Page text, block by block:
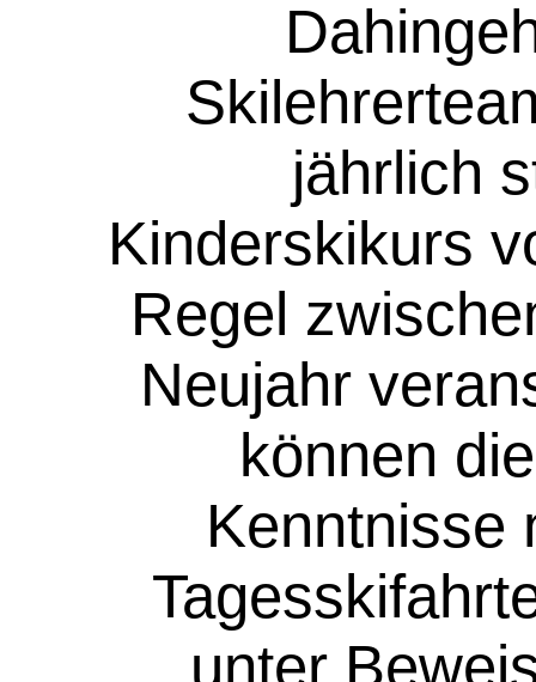
jährlich
Kinderskikurs
Regel
Neujahr
können
Kenntnisse
unter